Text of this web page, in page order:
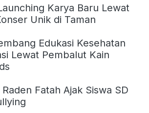
Karya Baru Lewat
Unik di Taman
Edukasi Kesehatan
Lewat Pembalut Kain
Fatah Ajak Siswa SD